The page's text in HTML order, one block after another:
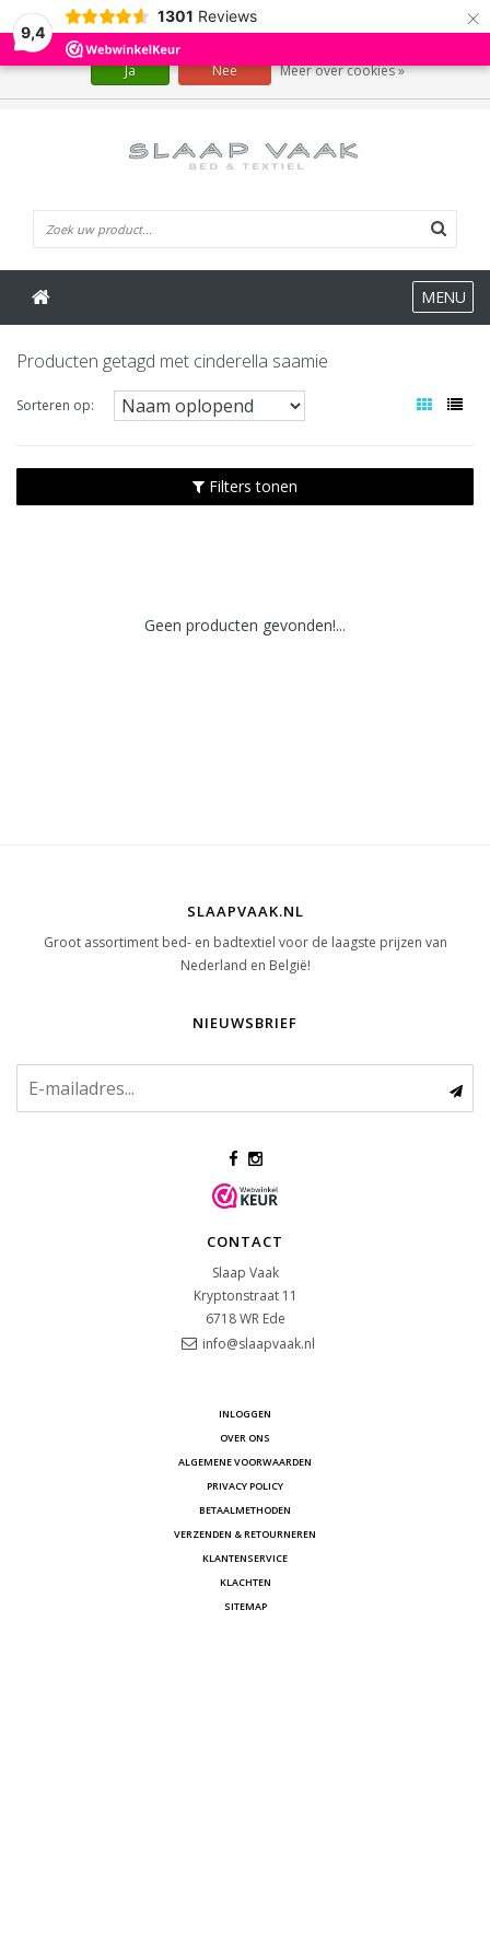
9,4
1301 Reviews ×
MENU
Producten getagd met cinderella saamie
Sorteren op:
Filters tonen
Geen producten gevonden!...
SLAAPVAAK.NL
Groot assortiment bed- en badtextiel voor de laagste prijzen van
Nederland en België!
NIEUWSBRIEF
CONTACT
Slaap Vaak
Kryptonstraat 11
6718 WR Ede
info@slaapvaak.nl
INLOGGEN
OVER ONS
ALGEMENE VOORWAARDEN
PRIVACY POLICY
BETAALMETHODEN
VERZENDEN & RETOURNEREN
KLANTENSERVICE
KLACHTEN
SITEMAP
Wij slaan cookies op om onze website te verbeteren. Is dat akkoord?
Ja Nee Meer over cookies »